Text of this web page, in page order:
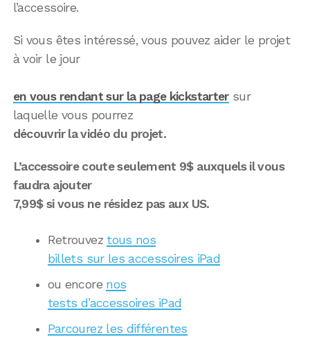
l’accessoire.
Si vous êtes intéressé, vous pouvez aider le projet
à voir le jour
en vous rendant sur la page kickstartersur
laquelle vous pourrez
découvrir la vidéo du projet.
L’accessoire coute seulement 9$ auxquels il vous
faudra ajouter
7,99$ si vous ne résidez pas aux US.
Retrouvez tous nos
billets sur les accessoires iPad
ou encore nos
tests d’accessoires iPad
Parcourez les différentes